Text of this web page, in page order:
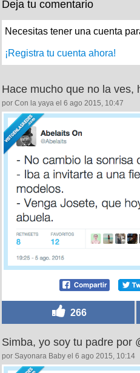
Deja tu comentario
Necesitas tener una cuenta
¡Registra tu cuenta ahora!
Hace mucho que no la ves,
por Con la yaya el 6 ago 2015, 10:47
266
Simba, yo soy tu padre por
por Sayonara Baby el 6 ago 2015, 10:14